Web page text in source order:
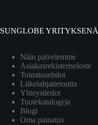
SUNGLOBE YRITYKSENÄ
Näin palvelemme
Asiakasrekisteriseloste
Toimitusehdot
Liikelahjatietoutta
Yhteystiedot
Tuotekatalogeja
Blogi
Oma painatus